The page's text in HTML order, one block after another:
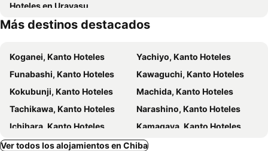
Makuhari Station
Makuhari Messe
Chiba Marine Stadium
Nishifunabashi Station
Wakamatsu-Kawada Station
Takadanobaba Station
Shinagawa
Kayabacho Station
Shin-Ōtsuka Metro Station
Setagaya
Yokohama China Town
Ginza-itchōme Station
Myōden Metro Station
Hoteles en Urayasu
Más destinos destacados
Koganei, Kanto Hoteles
Yachiyo, Kanto Hoteles
Funabashi, Kanto Hoteles
Kawaguchi, Kanto Hoteles
Kokubunji, Kanto Hoteles
Machida, Kanto Hoteles
Tachikawa, Kanto Hoteles
Narashino, Kanto Hoteles
Ichihara, Kanto Hoteles
Kamagaya, Kanto Hoteles
Matsudo, Kanto Hoteles
Wako, Kanto Hoteles
Ver todos los alojamientos en Chiba